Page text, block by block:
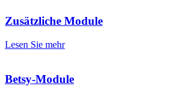
Zusätzliche Module
Lesen Sie mehr
Betsy-Module